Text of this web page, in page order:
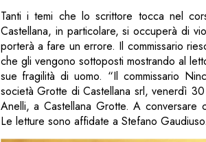
Tanti i temi che lo scrittore tocca nel
Castellana, in particolare, si occuperà di
porterà a fare un errore. Il commissario
che gli vengono sottoposti mostrando al
sue fragilità di uomo. “Il commissario
società Grotte di Castellana srl, venerdì
Anelli, a Castellana Grotte. A conversare
Le letture sono affidate a Stefano Gaudiuso.